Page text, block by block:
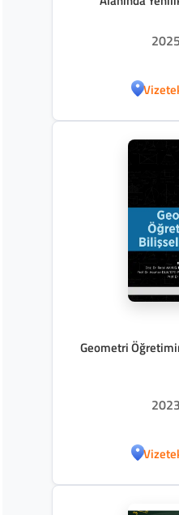
2025
Geometri
2023